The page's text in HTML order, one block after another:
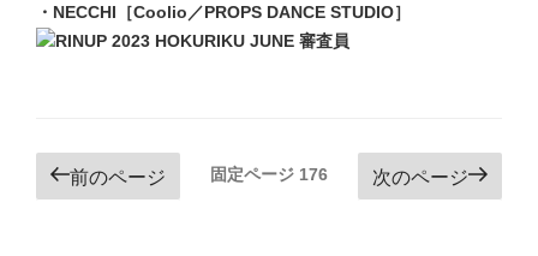
・NECCHI［Coolio／PROPS DANCE STUDIO］
投
稿
前のページ 固定ページ 176 次のページ